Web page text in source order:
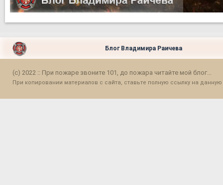
Блог Владимира Раичева
(c) 2022 :: При пожаре звоните 101, до пожара читайте мой блог...
При копировании материалов с сайта, ставьте полную ссылку на данную